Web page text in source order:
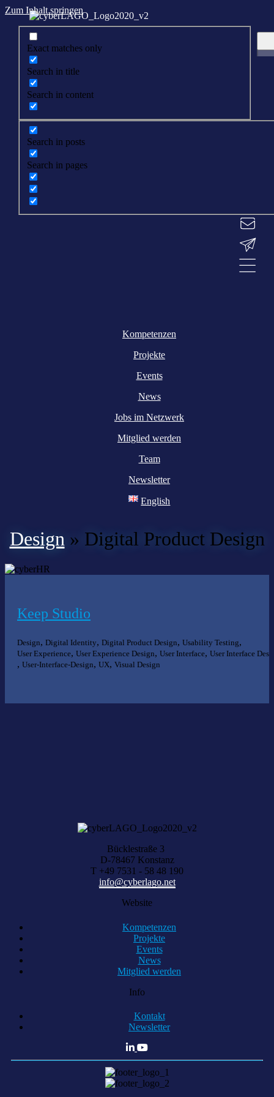
Zum Inhalt springen
Exact matches only
Search in title
Search in content
Search in posts
Search in pages
Kompetenzen
Projekte
Events
News
Jobs im Netzwerk
Mitglied werden
Team
Newsletter
English
Design » Digital Product Design
Keep Studio
Design, Digital Identity, Digital Product Design, Usability Testing,
User Experience, User Experience Design, User Interface, User Interface
, User-Interface-Design, UX, Visual Design
Bücklestraße 3
D-78467 Konstanz
T +49 7531 - 58 48 190
info@cyberlago.net
Website
Kompetenzen
Projekte
Events
News
Mitglied werden
Info
Kontakt
Newsletter